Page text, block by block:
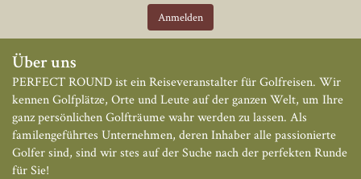
Über uns
PERFECT ROUND ist ein Reiseveranstalter für Golfreisen. Wir
kennen Golfplätze, Orte und Leute auf der ganzen Welt, um Ihre
ganz persönlichen Golfträume wahr werden zu lassen. Als
familengeführtes Unternehmen, deren Inhaber alle passionierte
Golfer sind, sind wir stes auf der Suche nach der perfekten Runde
für Sie!